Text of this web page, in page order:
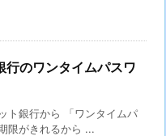
行のワンタイムパスワ
ト銀行から 「ワンタイムパ
限がきれるから ...